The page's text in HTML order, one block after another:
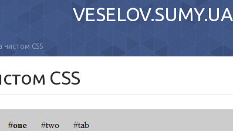
VESELOV.SUMY.UA
чистом CSS
CSS